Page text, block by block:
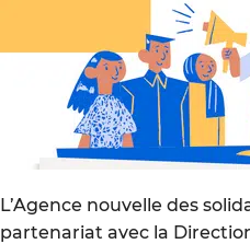
L’Agence nouvelle des
partenariat avec la